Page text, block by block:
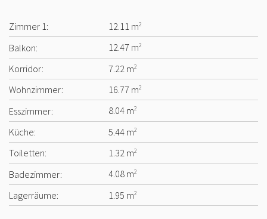
Zimmer 1: 12.11 m2
Balkon: 12.47 m2
Korridor: 7.22 m2
Wohnzimmer: 16.77 m2
Esszimmer: 8.04 m2
Küche: 5.44 m2
Toiletten: 1.32 m2
Badezimmer: 4.08 m2
Lagerräume: 1.95 m2